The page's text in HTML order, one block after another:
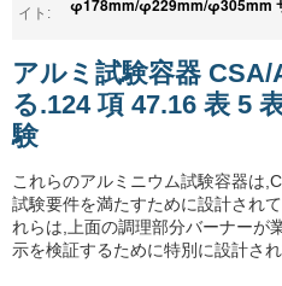
イト:
φ178mm/φ229mm/φ305mm
アルミ試験容器
る.124 項 47.16 表 5
験
これらのアルミニウム試験容器は
試験要件を満たすために設計され
れらは,上面の調理部分バーナーが
示を検証するために特別に設計され